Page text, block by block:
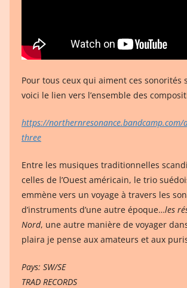
Pour tous ceux qui aiment ces sonorités
voici le lien vers l’ensemble des
https://northernresonance.bandcamp.com/
three
Entre les musiques traditionnelles
celles de l’Ouest américain, le trio
emmène vers un voyage à travers les
d’instruments d’une autre époque…les
Nord, une autre manière de voyager
plaira je pense aux amateurs et aux
Pays: SW/SE
TRAD RECORDS